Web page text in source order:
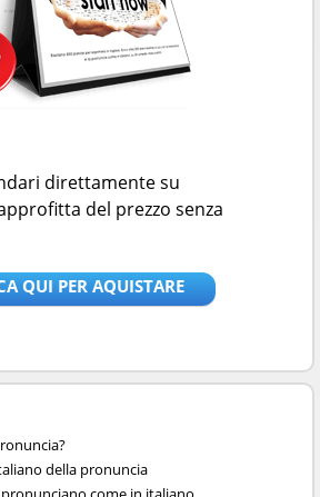
direttamente su
del prezzo senza
QUI PER AQUISTARE
della pronuncia